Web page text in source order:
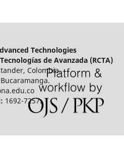
Technologies
de Avanzada (RCTA)
Colombia.
1692-7257.